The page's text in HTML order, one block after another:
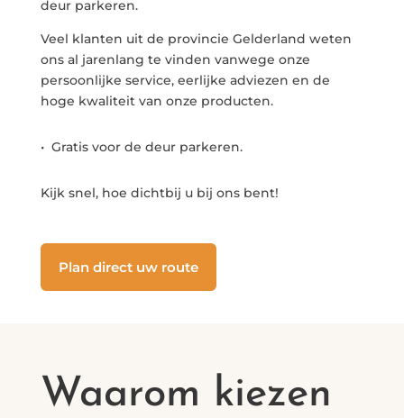
deur parkeren.
Veel klanten uit de provincie Gelderland weten
ons al jarenlang te vinden vanwege onze
persoonlijke service, eerlijke adviezen en de
hoge kwaliteit van onze producten.
• Gratis voor de deur parkeren.
Kijk snel, hoe dichtbij u bij ons bent!
Plan direct uw route
Waarom kiezen